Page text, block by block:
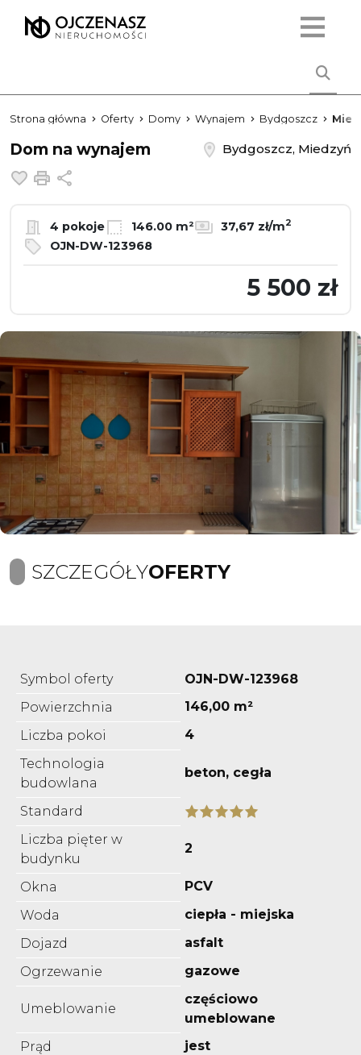
Strona główna Oferty Domy Wynajem Bydgoszcz
Dom na wynajem
Bydgoszcz, Miedzyń
Dodaj do ulubionych
Drukuj
4 pokoje 146.00 m² 37,67 zł/m2
OJN-DW-123968
5 500 zł
SZCZEGÓŁYOFERTY
Symbol oferty
OJN-DW-123968
Powierzchnia
146,00 m²
Liczba pokoi
4
Technologia
budowlana
beton, cegła
Standard
Liczba pięter w
budynku
2
Okna
PCV
Woda
ciepła - miejska
Dojazd
asfalt
Ogrzewanie
gazowe
Umeblowanie
częściowo
umeblowane
Prąd
jest